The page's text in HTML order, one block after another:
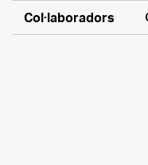
Col·laboradors